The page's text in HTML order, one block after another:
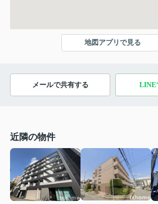
地図アプリで見る
メールで共有する LINE
近隣の物件